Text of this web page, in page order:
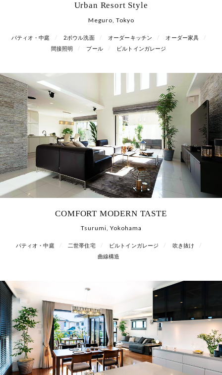
Urban Resort Style
Meguro, Tokyo
パティオ・中庭 2ボウル洗面 オーダーキッチン
オーダー家具
間接照明
プール ビルトインガレージ
COMFORT MODERN TASTE
Tsurumi, Yokohama
パティオ・中庭 二世帯住宅 ビルトインガレージ
吹き抜け
曲線構造